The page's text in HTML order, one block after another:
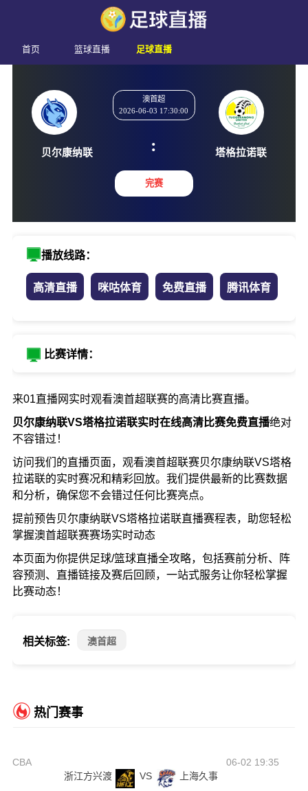
首页 篮球直播 足球直播
澳首超
2026-06-03 17:30:00
:
完赛
播放线路：
高清直播 咪咕体育 免费直播 腾讯体育
比赛详情：
来01直播网实时观看澳首超联赛的高清比赛直播。
贝尔康纳联VS塔格拉诺联实时在线高清比赛免费直播绝对
不容错过！
访问我们的直播页面，观看澳首超联赛贝尔康纳联VS塔格
拉诺联的实时赛况和精彩回放。我们提供最新的比赛数据
和分析，确保您不会错过任何比赛亮点。
提前预告贝尔康纳联VS塔格拉诺联直播赛程表，助您轻松
掌握澳首超联赛赛场实时动态
本页面为你提供足球/篮球直播全攻略，包括赛前分析、阵
容预测、直播链接及赛后回顾，一站式服务让你轻松掌握
比赛动态！
相关标签: 澳首超
热门赛事
CBA
06-02 19:35
浙江方兴渡
VS 上海久事